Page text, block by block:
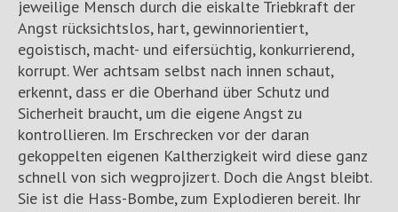
jeweilige Mensch durch die eiskalte Triebkraft der
Angst rücksichtslos, hart, gewinnorientiert,
egoistisch, macht- und eifersüchtig, konkurrierend,
korrupt. Wer achtsam selbst nach innen schaut,
erkennt, dass er die Oberhand über Schutz und
Sicherheit braucht, um die eigene Angst zu
kontrollieren. Im Erschrecken vor der daran
gekoppelten eigenen Kaltherzigkeit wird diese ganz
schnell von sich wegprojizert. Doch die Angst bleibt.
Sie ist die Hass-Bombe, zum Explodieren bereit. Ihr